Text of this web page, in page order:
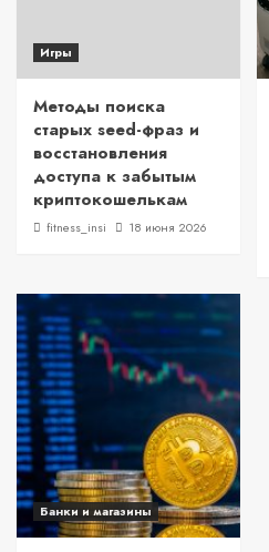
Игры
Методы поиска
старых seed-фраз и
восстановления
доступа к забытым
криптокошелькам
fitness_insi 18 июня 2026
Банки и магазины